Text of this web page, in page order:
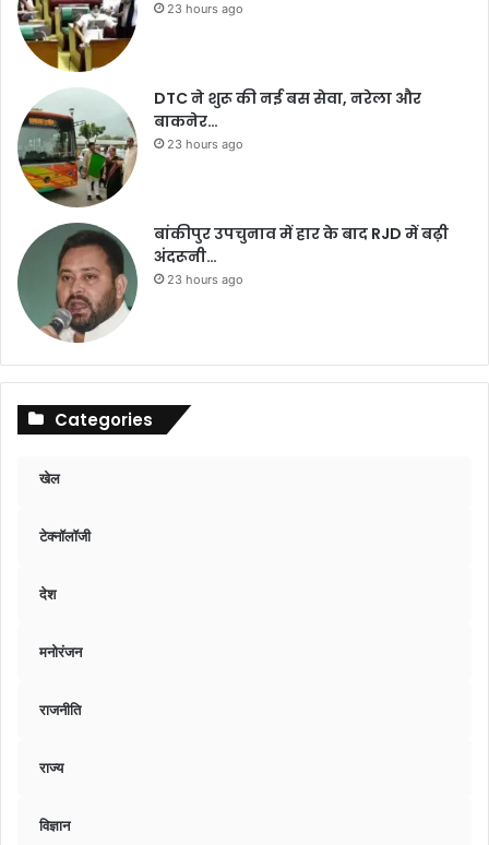
23 hours ago
DTC ने शुरू की नई बस सेवा, नरेला और
बाकनेर…
23 hours ago
बांकीपुर उपचुनाव में हार के बाद RJD में बढ़ी
अंदरूनी…
23 hours ago
Categories
खेल
टेक्नॉलॉजी
देश
मनोरंजन
राजनीति
राज्य
विज्ञान